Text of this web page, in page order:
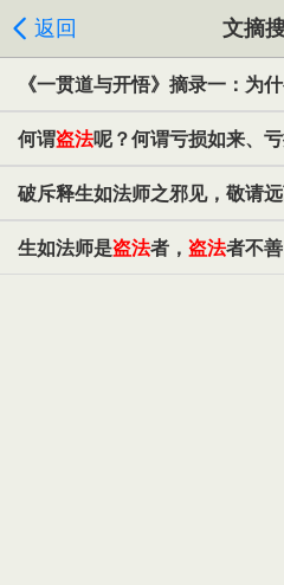
返回 文摘
《一贯道与开悟》摘录一：为
质？
何谓盗法呢？何谓亏损如来、
破斥释生如法师之邪见，敬请
生如法师是盗法者， 盗法者不